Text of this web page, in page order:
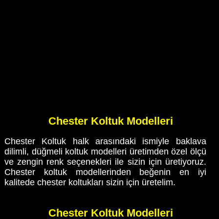
Chester Koltuk Modelleri
Chester Koltuk halk arasındaki ismiyle baklava
dilimli, düğmeli koltuk modelleri üretimden özel ölçü
ve zengin renk seçenekleri ile sizin için üretiyoruz.
Chester koltuk modellerinden beğenin en iyi
kalitede chester koltukları sizin için üretelim.
Chester Koltuk Modelleri